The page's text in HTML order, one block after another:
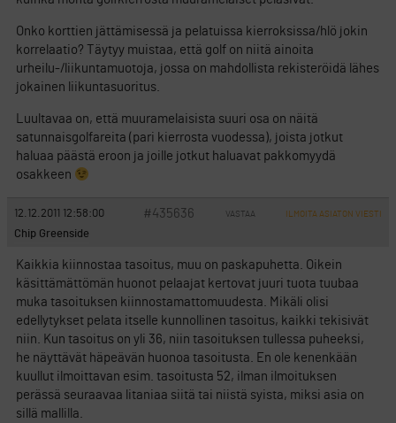
Onko korttien jättämisessä ja pelatuissa kierroksissa/hlö jokin
korrelaatio? Täytyy muistaa, että golf on niitä ainoita
urheilu-/liikuntamuotoja, jossa on mahdollista rekisteröidä lähes
jokainen liikuntasuoritus.
Luultavaa on, että muuramelaisista suuri osa on näitä
satunnaisgolfareita (pari kierrosta vuodessa), joista jotkut
haluaa päästä eroon ja joille jotkut haluavat pakkomyydä
osakkeen
12.12.2011 12:58:00 #435636 VASTAA ILMOITA ASIATON VIESTI
Chip Greenside
Kaikkia kiinnostaa tasoitus, muu on paskapuhetta. Oikein
käsittämättömän huonot pelaajat kertovat juuri tuota tuubaa
muka tasoituksen kiinnostamattomuudesta. Mikäli olisi
edellytykset pelata itselle kunnollinen tasoitus, kaikki tekisivät
niin. Kun tasoitus on yli 36, niin tasoituksen tullessa puheeksi,
he näyttävät häpeävän huonoa tasoitusta. En ole kenenkään
kuullut ilmoittavan esim. tasoitusta 52, ilman ilmoituksen
perässä seuraavaa litaniaa siitä tai niistä syista, miksi asia on
sillä mallilla.